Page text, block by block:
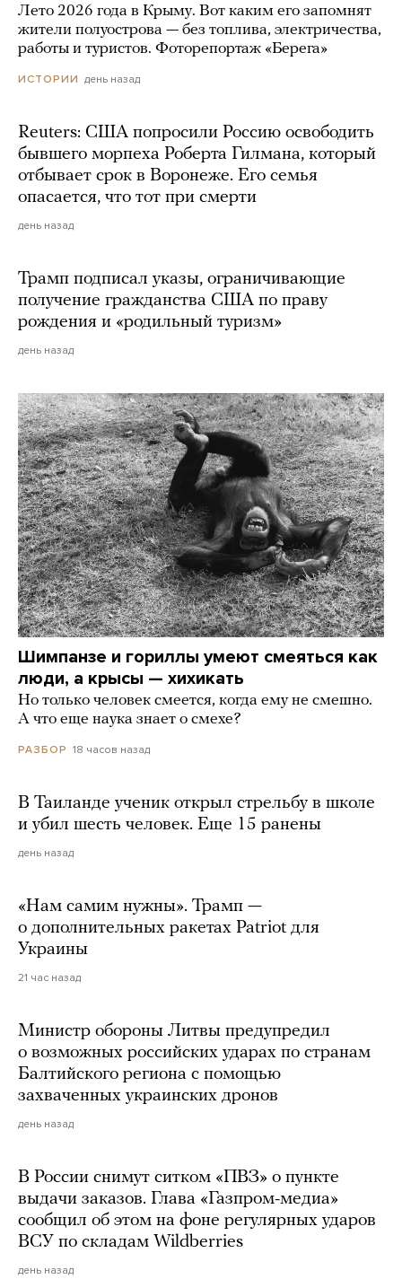
Лето 2026 года в Крыму. Вот каким его запомнят
жители полуострова — без топлива, электричества,
работы и туристов. Фоторепортаж «Берега»
ИСТОРИИ день назад
Reuters: США попросили Россию освободить
бывшего морпеха Роберта Гилмана, который
отбывает срок в Воронеже. Его семья
опасается, что тот при смерти
день назад
Трамп подписал указы, ограничивающие
получение гражданства США по праву
рождения и «родильный туризм»
день назад
Шимпанзе и гориллы умеют смеяться как
люди, а крысы — хихикать
Но только человек смеется, когда ему не смешно.
А что еще наука знает о смехе?
РАЗБОР 18 часов назад
В Таиланде ученик открыл стрельбу в школе
и убил шесть человек. Еще 15 ранены
день назад
«Нам самим нужны». Трамп —
о дополнительных ракетах Patriot для
Украины
21 час назад
Министр обороны Литвы предупредил
о возможных российских ударах по странам
Балтийского региона с помощью
захваченных украинских дронов
день назад
В России снимут ситком «ПВЗ» о пункте
выдачи заказов. Глава «Газпром-медиа»
сообщил об этом на фоне регулярных ударов
ВСУ по складам Wildberries
день назад